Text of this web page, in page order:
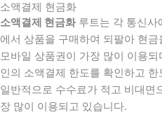
소액결제 현금화
소액결제 현금화루트는 각 통신사
에서 상품을 구매하여 되팔아 현
모바일 상품권이 가장 많이 이용
인의 소액결제 한도를 확인하고
일반적으로 수수료가 적고 비대면
장 많이 이용되고 있습니다.